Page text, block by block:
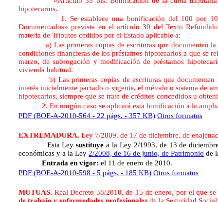
hipotecarios.
1. Se establece una bonificación del 100 por 100 de
Documentados» prevista en el artículo 30 del Texto
materia de Tributos cedidos por el Estado aplicable a:
a) Las primeras copias de escrituras que documenten la
condiciones financieras de los préstamos hipotecarios a que se
marzo, de subrogación y modificación de préstamos
vivienda habitual.
b) Las primeras copias de escrituras que documenten la
interés inicialmente pactado o vigente, el método o sistema de
hipotecarios, siempre que se trate de créditos concedidos u
2. En ningún caso se aplicará esta bonificación a la
PDF (BOE-A-2010-564 - 22 págs. - 357 KB) Otros formatos
EXTREMADURA. Ley 7/2009, de 17 de diciembre, de
Esta Leysustituye a la Ley 2/1993, de 13 de
económicas y a la Ley 2/2008, de 16 de junio, de Patrimonio de
Entrada en vigor: el 11 de enero de 2010.
PDF (BOE-A-2010-598 - 5 págs. - 185 KB) Otros formatos
MUTUAS. Real Decreto 38/2010, de 15 de enero, por el que